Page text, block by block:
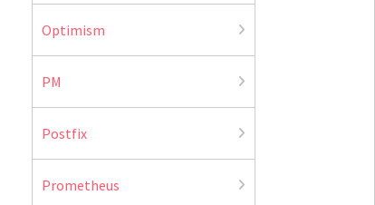
Optimism
PM
Postfix
Prometheus